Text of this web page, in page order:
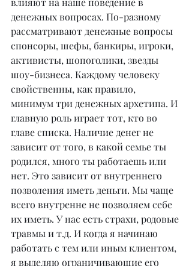
денежных вопросах. По-разному
рассматривают денежные вопросы
спонсоры, шефы, банкиры, игроки,
активисты, шопоголики, звезды
шоу-бизнеса. Каждому человеку
свойственны, как правило,
минимум три денежных архетипа. И
главную роль играет тот, кто во
главе списка. Наличие денег не
зависит от того, в какой семье ты
родился, много ты работаешь или
нет. Это зависит от внутреннего
позволения иметь деньги. Мы чаще
всего внутренне не позволяем себе
их иметь. У нас есть страхи, родовые
травмы и т.д. И когда я начинаю
работать с тем или иным клиентом,
я выделяю ограничивающие его